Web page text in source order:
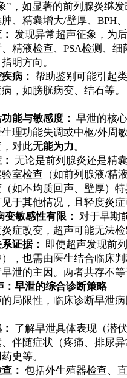
”，如显著的前列腺炎继
、精囊增大/壁厚、BPH
发现异常超声征象，为
精液检查、PSA检测、
明方向。
病： 帮助鉴别可能引起
，如膀胱病变、结石等。
能与敏感度： 早泄的核
理功能失调或中枢/外周
对此无能为力。
无论是前列腺炎还是精
室检查（如前列腺液/精
如不均质回声、壁厚）
于其他情况，且轻度炎症
敏感性有限： 对于早期
症改变，超声可能无法检
证据： 即使超声发现前
，也需由医生结合临床
泄的主因。两者共存不等
：早泄的综合诊断策略
局限性，临床诊断早泄
了解早泄具体表现（潜
伴随症状（疼痛、排尿
史等。
： 包括外生殖器检查、